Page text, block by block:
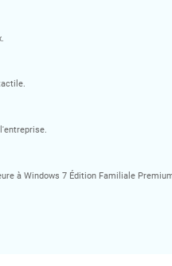
à Windows 7 Édition Familiale